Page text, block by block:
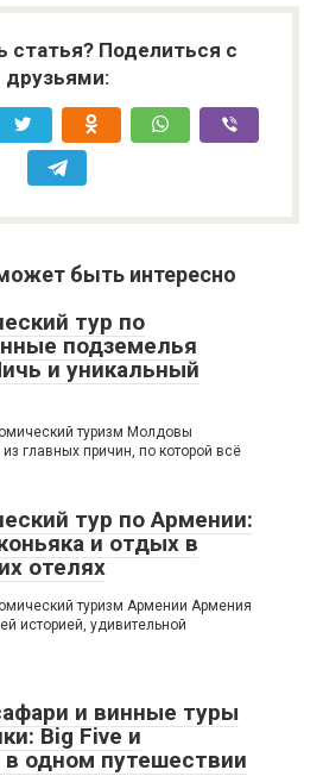
статья? Поделиться с
друзьями:
быть интересно
тур по
подземелья
и уникальный
туризм Молдовы
главных причин, по которой всё
тур по Армении:
и отдых в
отелях
туризм Армении Армения
историей, удивительной
и винные туры
Big Five и
одном путешествии